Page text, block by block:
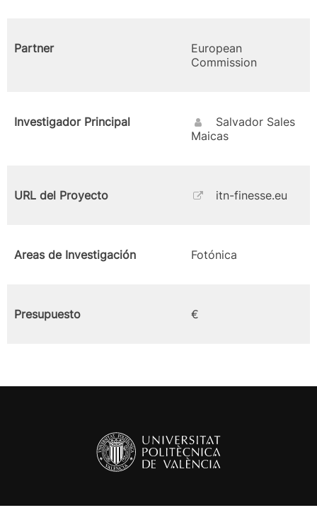
Partner
European
Commission
Investigador Principal
Salvador Sales
Maicas
URL del Proyecto itn-finesse.eu
Areas de Investigación Fotónica
Presupuesto €